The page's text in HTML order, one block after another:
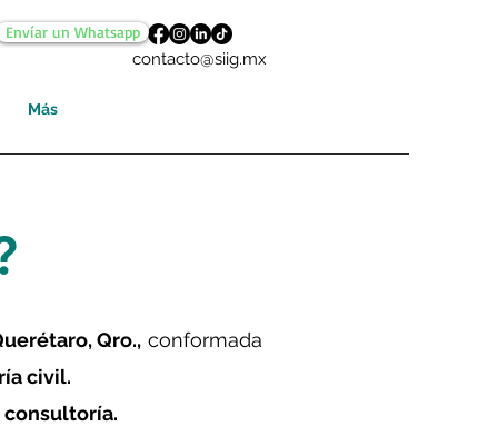
Más
contacto@siig.mx
Envíar un Whatsapp
Qro., conformada
civil.